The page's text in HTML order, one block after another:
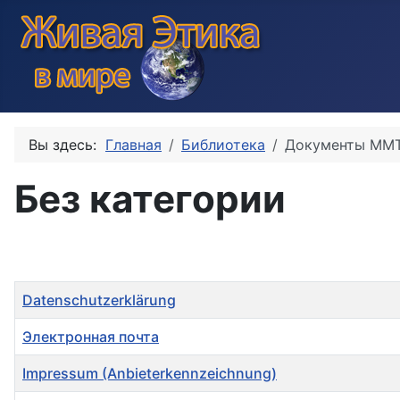
Вы здесь: Главная Библиотека Документы
Без категории
Заголовок
Datenschutzerklärung
Электронная почта
Impressum (Anbieterkennzeichnung)